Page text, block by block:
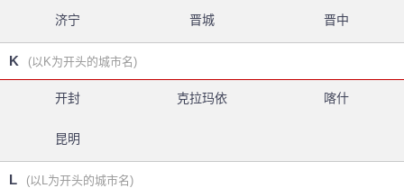
济宁 晋城 晋中
K (以K为开头的城市名)
开封 克拉玛依 喀什
昆明
L (以L为开头的城市名)